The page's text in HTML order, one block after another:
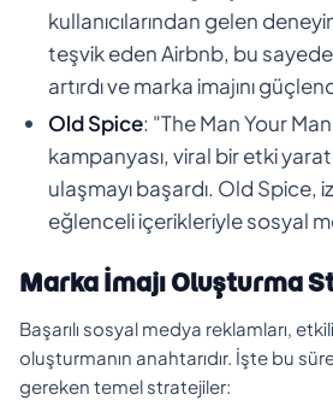
kullanıcılarından gelen
teşvik eden Airbnb, bu sayede
artırdı ve marka imajını
Old Spice: "The Man Your
kampanyası, viral bir etki
ulaşmayı başardı. Old Spice,
eğlenceli içerikleriyle sosyal
Marka İmajı Oluşturma
Başarılı sosyal medya reklamları,
oluşturmanın anahtarıdır. İşte bu
gereken temel stratejiler: